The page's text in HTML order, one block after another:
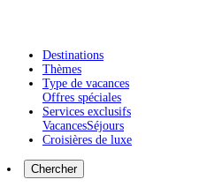
Destinations
Thèmes
Type de vacances
Offres spéciales
Services exclusifs
VacancesSéjours
Croisières de luxe
Chercher